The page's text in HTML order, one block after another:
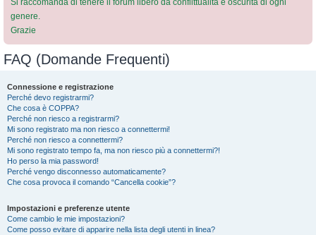
Si raccomanda di tenere il forum libero da conflittualità e oscurità di ogni
genere.
Grazie
FAQ (Domande Frequenti)
Connessione e registrazione
Perché devo registrarmi?
Che cosa è COPPA?
Perché non riesco a registrarmi?
Mi sono registrato ma non riesco a connettermi!
Perché non riesco a connettermi?
Mi sono registrato tempo fa, ma non riesco più a connettermi?!
Ho perso la mia password!
Perché vengo disconnesso automaticamente?
Che cosa provoca il comando “Cancella cookie”?
Impostazioni e preferenze utente
Come cambio le mie impostazioni?
Come posso evitare di apparire nella lista degli utenti in linea?